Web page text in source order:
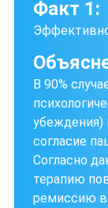
Факт 1:
В 90%
убеждения)
согласие
Согласно
терапию
ремиссию в